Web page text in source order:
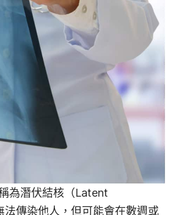
為潛伏結核（Latent
傳染他人，但可能會在數週或